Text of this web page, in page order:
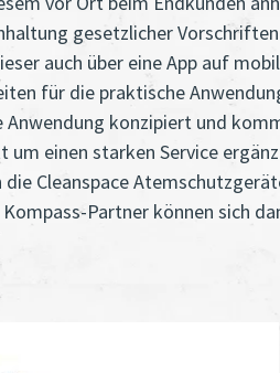
gesetzlicher
auch über eine App auf
für die praktische
konzipiert und
einen starken Service
Cleanspace
Partner können sich